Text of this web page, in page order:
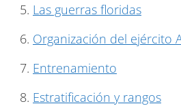
Las guerras floridas
Organización del ejército
Entrenamiento
Estratificación y rangos